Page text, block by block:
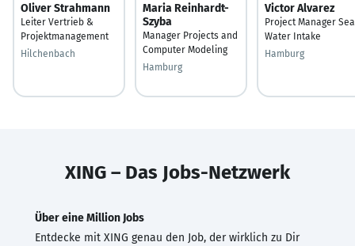
Oliver Strahmann
Leiter Vertrieb &
Projektmanagement
Hilchenbach
Maria Reinhardt-
Szyba
Manager Projects and
Computer Modeling
Hamburg
Victor Alvarez
Project Manager Sea
Water Intake
Hamburg
XING – Das Jobs-Netzwerk
Über eine Million Jobs
Entdecke mit XING genau den Job, der wirklich zu Dir